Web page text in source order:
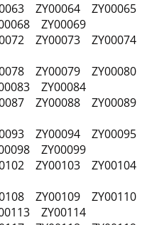
ZY00064 ZY00065
ZY00069
ZY00073 ZY00074
ZY00079 ZY00080
ZY00084
ZY00088 ZY00089
ZY00094 ZY00095
ZY00099
ZY00103 ZY00104
ZY00109 ZY00110
ZY00114